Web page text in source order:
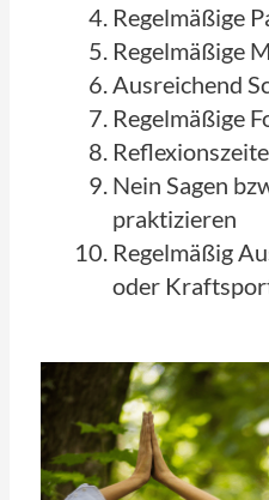
Regelmäßige
Regelmäßige
Ausreichend
Regelmäßige
Nein Sagen
praktizieren
Regelmäßig
oder